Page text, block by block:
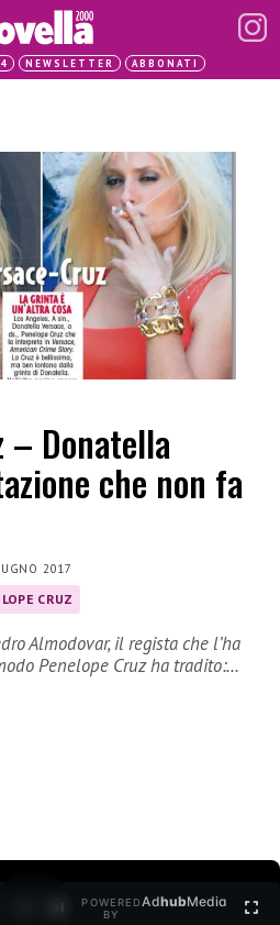
NEWSLETTER ABBONATI
– Donatella
che non fa
2017
CRUZ
Almodovar, il regista che l’ha
Penelope Cruz ha tradito:…
POWERED
BY
AdhubMedia